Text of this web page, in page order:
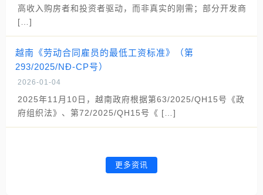
高收入购房者和投资者驱动，而非真实的刚需；部分开发商
[…]
越南《劳动合同雇员的最低工资标准》（第
293/2025/NĐ-CP号）
2026-01-04
2025年11月10日，越南政府根据第63/2025/QH15号《政
府组织法》、第72/2025/QH15号《 […]
更多资讯